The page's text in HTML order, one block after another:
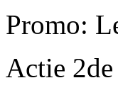
Promo:
Actie